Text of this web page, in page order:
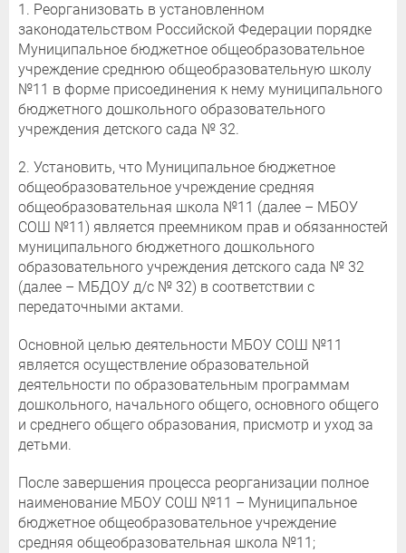
1. Реорганизовать в установленном
законодательством Российской Федерации порядке
Муниципальное бюджетное общеобразовательное
учреждение среднюю общеобразовательную школу
№11 в форме присоединения к нему муниципального
бюджетного дошкольного образовательного
учреждения детского сада № 32.
2. Установить, что Муниципальное бюджетное
общеобразовательное учреждение средняя
общеобразовательная школа №11 (далее – МБОУ
СОШ №11) является преемником прав и обязанностей
муниципального бюджетного дошкольного
образовательного учреждения детского сада № 32
(далее – МБДОУ д/с № 32) в соответствии с
передаточными актами.
Основной целью деятельности МБОУ СОШ №11
является осуществление образовательной
деятельности по образовательным программам
дошкольного, начального общего, основного общего
и среднего общего образования, присмотр и уход за
детьми.
После завершения процесса реорганизации полное
наименование МБОУ СОШ №11 – Муниципальное
бюджетное общеобразовательное учреждение
средняя общеобразовательная школа №11;